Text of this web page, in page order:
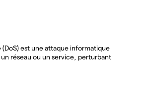
(DoS) est une attaque informatique
réseau ou un service, perturbant